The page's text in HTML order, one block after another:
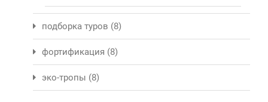
подборка туров (8)
фортификация (8)
эко-тропы (8)